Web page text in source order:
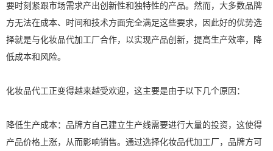
要时刻紧跟市场需求产出创新性和独特性的产品。然而，大多数品牌
方无法在成本、时间和技术方面完全满足这些要求，因此好的优势选
择就是与化妆品代加工厂合作，以实现产品创新，提高生产效率，降
低成本和风险。
化妆品代工正变得越来越受欢迎，这主要是由于以下几个原因：
降低生产成本：品牌方自己建立生产线需要进行大量的投资，这使得
产品价格上涨，从而影响销售。通过选择化妆品代加工厂，品牌方可